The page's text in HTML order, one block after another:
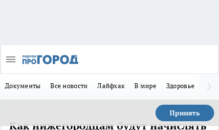
Документы Все новости Лайфхак В мире Здоровье
Принять
Как нижегородцам будут начислять